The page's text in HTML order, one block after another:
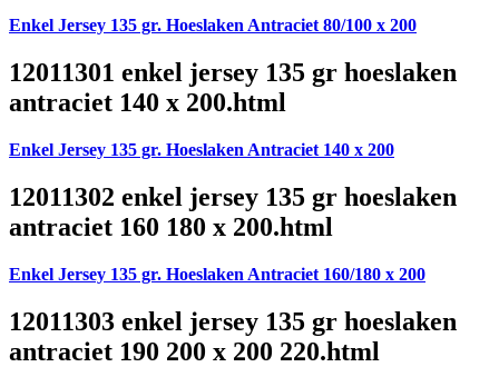
Enkel Jersey 135 gr. Hoeslaken Antraciet 80/100 x 200
12011301 enkel jersey 135 gr hoeslaken
antraciet 140 x 200.html
Enkel Jersey 135 gr. Hoeslaken Antraciet 140 x 200
12011302 enkel jersey 135 gr hoeslaken
antraciet 160 180 x 200.html
Enkel Jersey 135 gr. Hoeslaken Antraciet 160/180 x 200
12011303 enkel jersey 135 gr hoeslaken
antraciet 190 200 x 200 220.html